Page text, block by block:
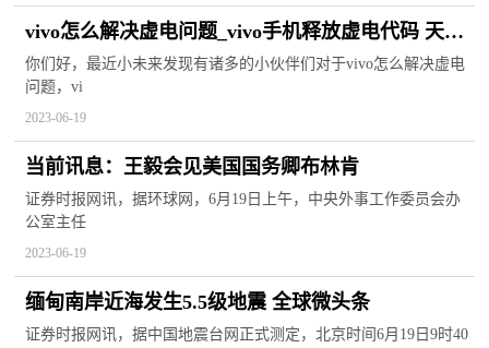
vivo怎么解决虚电问题_vivo手机释放虚电代码 天天
快看
你们好，最近小未来发现有诸多的小伙伴们对于vivo怎么解决虚电
问题，vi
2023-06-19
当前讯息：王毅会见美国国务卿布林肯
证券时报网讯，据环球网，6月19日上午，中央外事工作委员会办
公室主任
2023-06-19
缅甸南岸近海发生5.5级地震 全球微头条
证券时报网讯，据中国地震台网正式测定，北京时间6月19日9时40